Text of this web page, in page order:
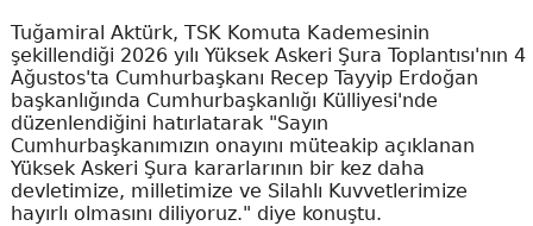
Tuğamiral Aktürk, TSK Komuta Kademesinin
şekillendiği 2026 yılı Yüksek Askeri Şura Toplantısı'nın 4
Ağustos'ta Cumhurbaşkanı Recep Tayyip Erdoğan
başkanlığında Cumhurbaşkanlığı Külliyesi'nde
düzenlendiğini hatırlatarak "Sayın
Cumhurbaşkanımızın onayını müteakip açıklanan
Yüksek Askeri Şura kararlarının bir kez daha
devletimize, milletimize ve Silahlı Kuvvetlerimize
hayırlı olmasını diliyoruz." diye konuştu.